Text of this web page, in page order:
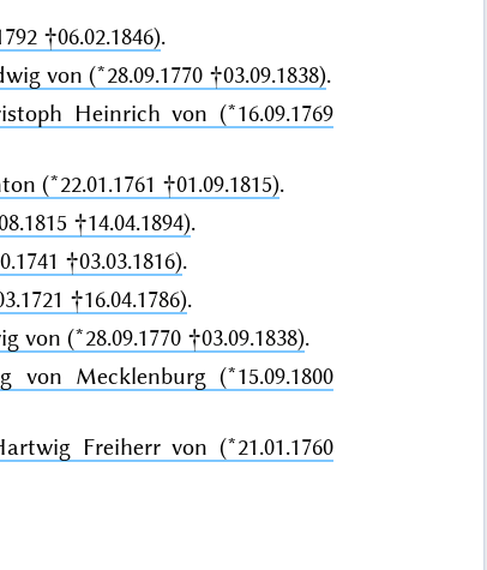
†06.02.1846).
von (*28.09.1770 †03.09.1838).
Heinrich von (*16.09.1769
(*22.01.1761 †01.09.1815).
†14.04.1894).
†03.03.1816).
†16.04.1786).
(*28.09.1770 †03.09.1838).
von Mecklenburg (*15.09.1800
Freiherr von (*21.01.1760